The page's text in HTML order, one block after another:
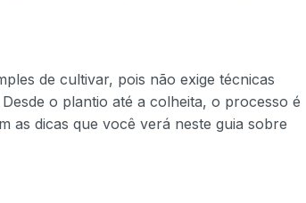
de cultivar, pois não exige técnicas
o plantio até a colheita, o processo é
as dicas que você verá neste guia sobre